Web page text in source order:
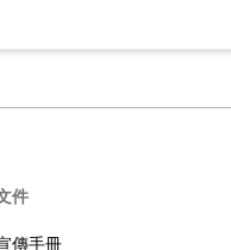
件
傳手冊